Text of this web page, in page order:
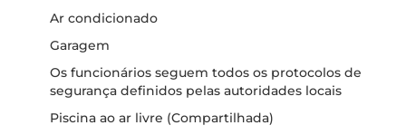
Ar condicionado
Garagem
Os funcionários seguem todos os protocolos de
segurança definidos pelas autoridades locais
Piscina ao ar livre (Compartilhada)